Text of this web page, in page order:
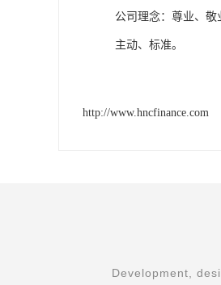
公司理念：尊业、
主动、标准。
http://www.hncfinance.com
Development,